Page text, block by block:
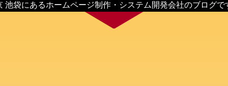
池袋にあるホームページ制作・システム開発会社のブログで